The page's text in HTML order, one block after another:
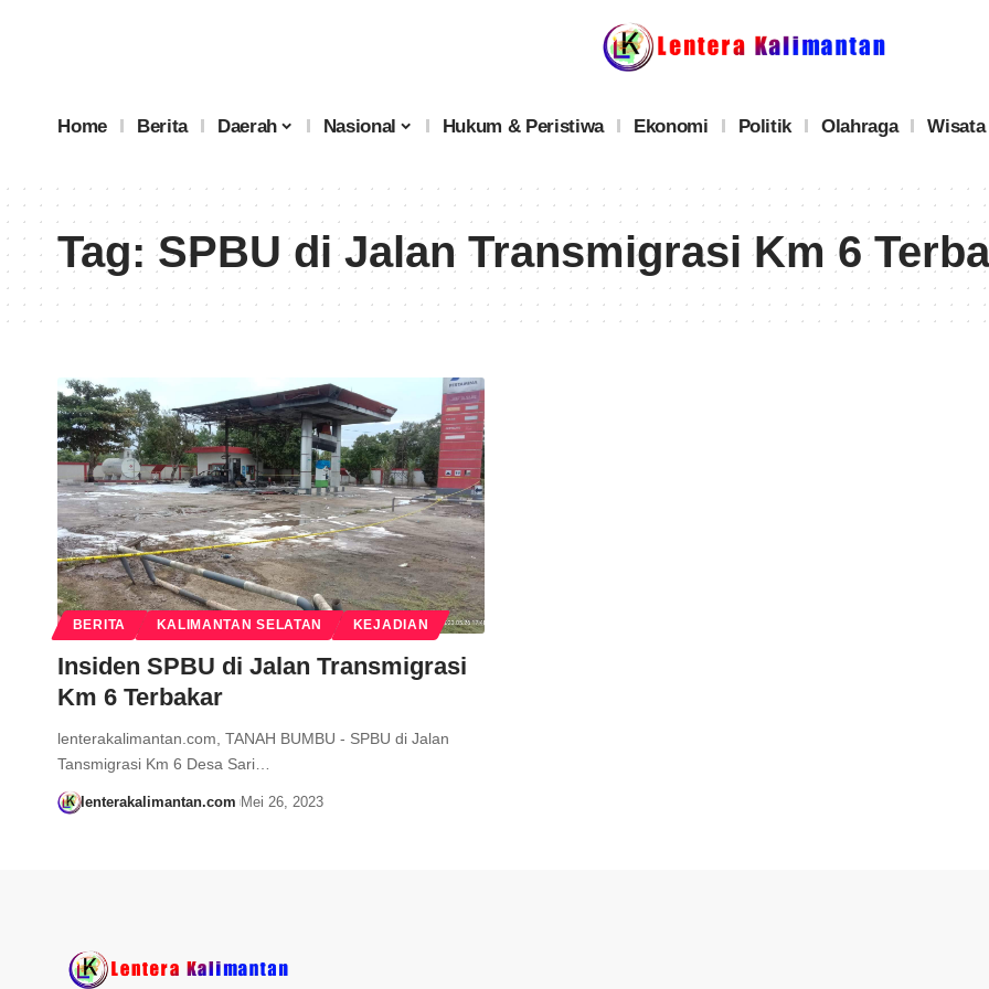
Home Berita Daerah Nasional Hukum & Peristiwa Ekonomi Politik Olahraga Wisata
Tag:SPBU di Jalan Transmigrasi Km 6
BERITA KALIMANTAN SELATAN KEJADIAN
Insiden SPBU di Jalan Transmigrasi
Km 6 Terbakar
lenterakalimantan.com, TANAH BUMBU - SPBU di Jalan
Tansmigrasi Km 6 Desa Sari…
lenterakalimantan.com Mei 26, 2023